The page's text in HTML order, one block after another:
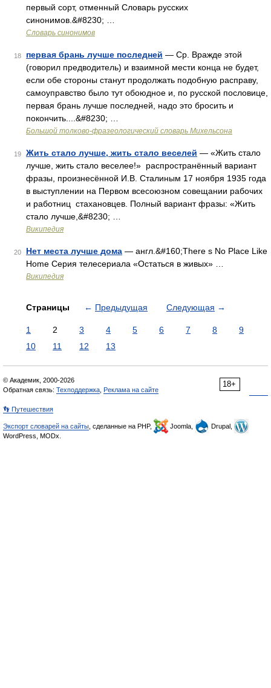
первый сорт, отменный Словарь русских
синонимов.&#8230; …
Словарь синонимов
18 первая брань лучше последней — Ср. Вражде этой
(говорил предводитель) и взаимной мести конца не будет,
если обе стороны станут продолжать подобную расправу,
самоуправство было тут обоюдное и, по русской пословице,
первая брань лучше последней, надо это бросить и
покончить....&#8230; …
Большой толково-фразеологический словарь Михельсона
19 Жить стало лучше, жить стало веселей — «Жить стало
лучше, жить стало веселее!» распространённый вариант
фразы, произнесённой И.В. Сталиным 17 ноября 1935 года
в выступлении на Первом всесоюзном совещании рабочих
и работниц стахановцев. Полный вариант фразы: «Жить
стало лучше,&#8230; …
Википедия
20 Нет места лучше дома — англ.&#160;There s No Place Like
Home Серия телесериала «Остаться в живых» …
Википедия
Страницы ← Предыдущая Следующая →
1 2 3 4 5 6 7 8
9
10
11 12 13
18+
© Академик, 2000-2026
Обратная связь: Техподдержка Реклама на сайте
👣 Путешествия
Экспорт словарей на сайты , сделанные на PHP, Joomla,
Drupal,
WordPress, MODx.